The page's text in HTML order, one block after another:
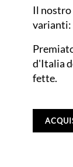
Il nostro
varianti:
d'Italia
fette.